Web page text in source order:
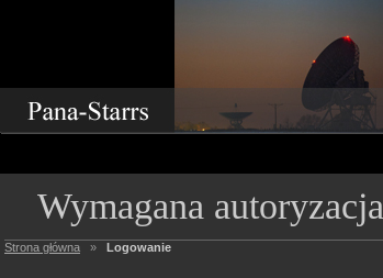
Wymagana autoryzacja
Strona główna » Logowanie